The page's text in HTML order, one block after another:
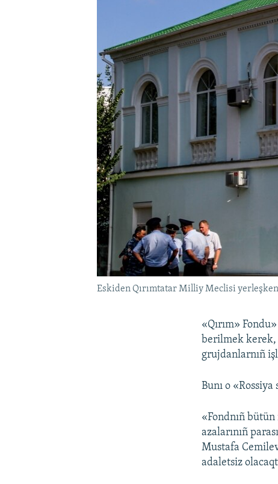
Eskiden Qırımtatar Milliy Meclisi
«Qırım»
berilmek kerek,
grujdanlarnıñ
Bunı o «Rossiya
«Fondnıñ
azalarınıñ
Mustafa
adaletsiz